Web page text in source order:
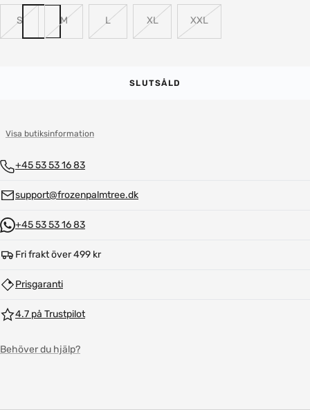
S M L XL XXL
SLUTSÅLD
Visa butiksinformation
+45 53 53 16 83
support@frozenpalmtree.dk
+45 53 53 16 83
Fri frakt över 499 kr
Prisgaranti
4.7 på Trustpilot
Behöver du hjälp?